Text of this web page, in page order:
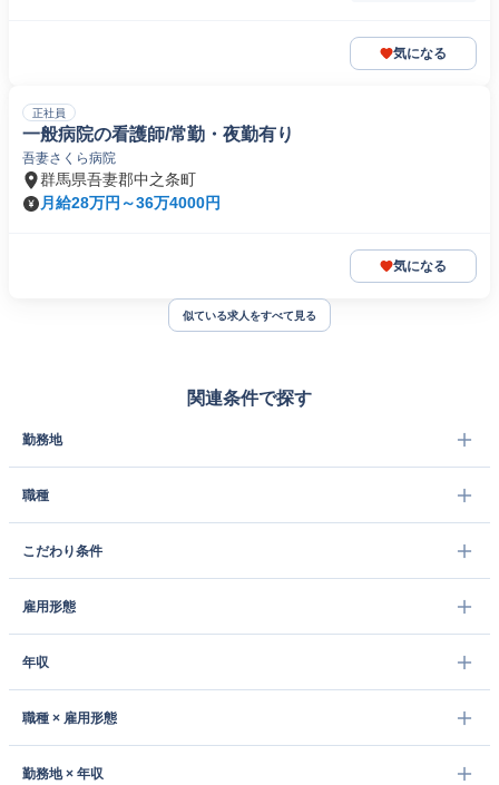
気になる
正社員
一般病院の看護師/常勤・夜勤有り
吾妻さくら病院
群馬県吾妻郡中之条町
月給28万円～36万4000円
気になる
似ている求人をすべて見る
関連条件で探す
勤務地
職種
こだわり条件
雇用形態
年収
職種 × 雇用形態
勤務地 × 年収